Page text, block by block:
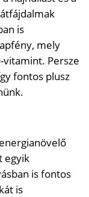
is
mely
Persze
fontos plusz
egyik
is fontos
is